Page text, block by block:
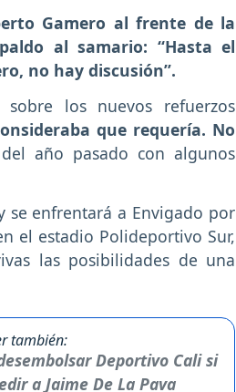
Gamero al frente de la
al samario: “Hasta el
no hay discusión”.
sobre los nuevos refuerzos
que requería. No
año pasado con algunos
se enfrentará a Envigado por
el estadio Polideportivo Sur,
las posibilidades de una
también:
Deportivo Cali si
a Jaime De La Pava